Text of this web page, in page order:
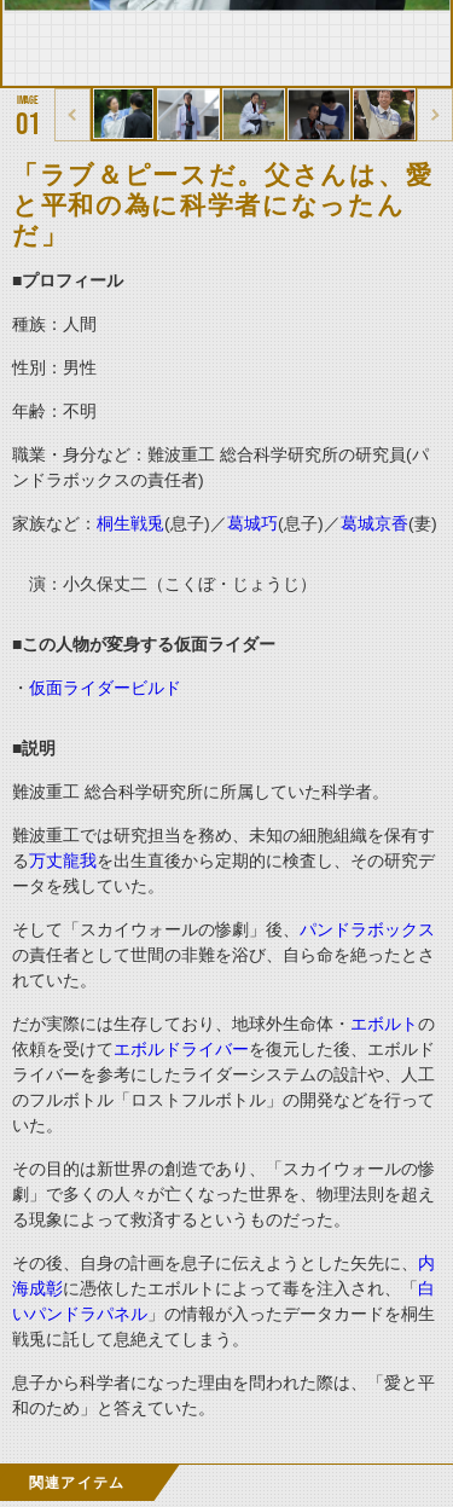
01
「ラブ＆ピースだ。父さんは、愛
と平和の為に科学者になったん
だ」
■プロフィール
種族：人間
性別：男性
年齢：不明
職業・身分など：難波重工 総合科学研究所の研究員(パ
ンドラボックスの責任者)
家族など： 桐生戦兎(息子)／葛城巧(息子)／葛城京香(妻)
演：小久保丈二（こくぼ・じょうじ）
■この人物が変身する仮面ライダー
・ 仮面ライダービルド
■説明
難波重工 総合科学研究所に所属していた科学者。
難波重工では研究担当を務め、未知の細胞組織を保有す
る万丈龍我を出生直後から定期的に検査し、その研究デ
ータを残していた。
そして「スカイウォールの惨劇」後、 パンドラボックス
の責任者として世間の非難を浴び、自ら命を絶ったとさ
れていた。
だが実際には生存しており、地球外生命体・ エボルトの
依頼を受けてエボルドライバーを復元した後、エボルド
ライバーを参考にしたライダーシステムの設計や、人工
のフルボトル「ロストフルボトル」の開発などを行って
いた。
その目的は新世界の創造であり、「スカイウォールの惨
劇」で多くの人々が亡くなった世界を、物理法則を超え
る現象によって救済するというものだった。
その後、自身の計画を息子に伝えようとした矢先に、 内
海成彰に憑依したエボルトによって毒を注入され、「白
いパンドラパネル 」の情報が入ったデータカードを桐生
戦兎に託して息絶えてしまう。
息子から科学者になった理由を問われた際は、「愛と平
和のため」と答えていた。
関連アイテム